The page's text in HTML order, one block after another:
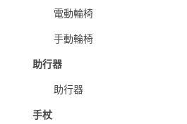
電動輪椅
手動輪椅
助行器
助行器
手杖